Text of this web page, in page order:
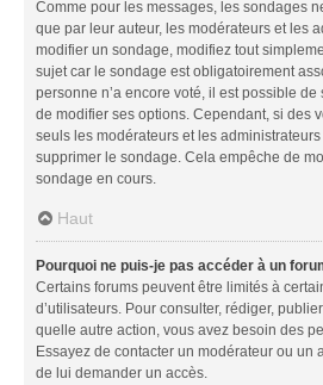
Comme pour les messages, les sondages
que par leur auteur, les modérateurs et les
modifier un sondage, modifiez tout
sujet car le sondage est obligatoirement
personne n’a encore voté, il est possible
de modifier ses options. Cependant, si des
seuls les modérateurs et les
supprimer le sondage. Cela empêche de
sondage en cours.
Haut
Pourquoi ne puis-je pas accéder à un
Certains forums peuvent être limités à
d’utilisateurs. Pour consulter, rédiger,
quelle autre action, vous avez besoin des
Essayez de contacter un modérateur ou un
de lui demander un accès.